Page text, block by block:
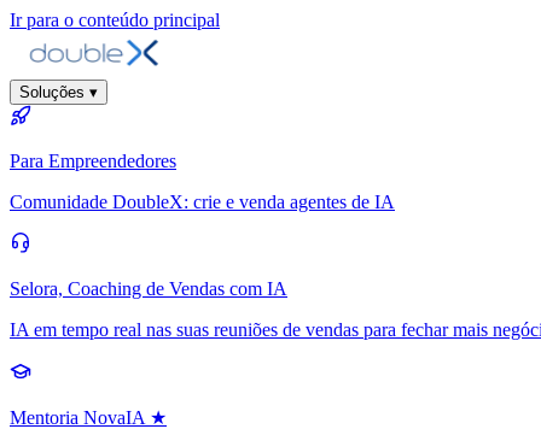
Ir para o conteúdo principal
Soluções ▾
Para Empreendedores
Comunidade DoubleX: crie e venda agentes de IA
Selora, Coaching de Vendas com IA
IA em tempo real nas suas reuniões de vendas para fechar mais
Mentoria NovaIA ★